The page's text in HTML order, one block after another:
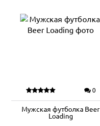
0
Мужская футболка Beer
Loading